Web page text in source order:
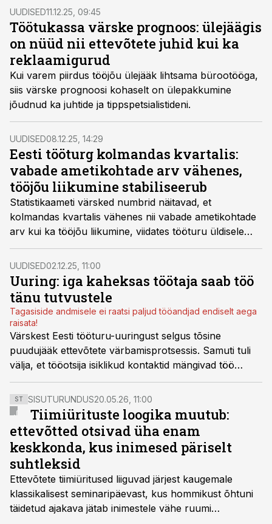
tähendab, et majanduse paranemisest ei saa kõik
piirkonnad võrdselt osa.
UUDISED11.12.25, 09:45
Töötukassa värske prognoos: ülejäägis
on nüüd nii ettevõtete juhid kui ka
reklaamigurud
Kui varem piirdus tööjõu ülejääk lihtsama bürootööga,
siis värske prognoosi kohaselt on ülepakkumine
jõudnud ka juhtide ja tippspetsialistideni.
UUDISED08.12.25, 14:29
Eesti tööturg kolmandas kvartalis:
vabade ametikohtade arv vähenes,
tööjõu liikumine stabiliseerub
Statistikaameti värsked numbrid näitavad, et
kolmandas kvartalis vähenes nii vabade ametikohtade
arv kui ka tööjõu liikumine, viidates tööturu üldisele
rahunemisele. Ekspertide hinnangul on muutused
pigem tasakaalustumise kui järsu jahtumise märgid.
UUDISED02.12.25, 11:00
Uuring: iga kaheksas töötaja saab töö
tänu tutvustele
Tagasiside andmisele ei raatsi paljud tööandjad endiselt aega
raisata!
Värskest Eesti tööturu-uuringust selgus tõsine
puudujääk ettevõtete värbamisprotsessis. Samuti tuli
välja, et tööotsija isiklikud kontaktid mängivad töö
leidmisel olulist rolli.
ST SISUTURUNDUS20.05.26, 11:00
Tiimiürituste loogika muutub:
ettevõtted otsivad üha enam
keskkonda, kus inimesed päriselt
suhtleksid
Ettevõtete tiimiüritused liiguvad järjest kaugemale
klassikalisest seminaripäevast, kus hommikust õhtuni
täidetud ajakava jätab inimestele vähe ruumi